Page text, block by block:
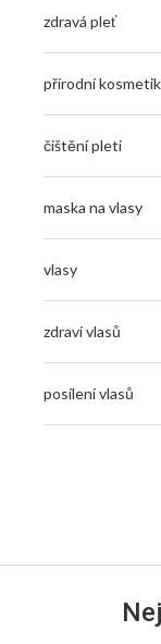
zdravá pleť
přírodní
čištění pleti
maska na vlasy
vlasy
zdraví vlasů
posílení vlasů